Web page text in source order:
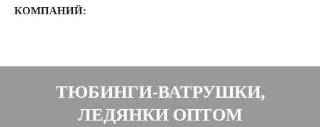
КОМПАНИЙ:
ТЮБИНГИ-ВАТРУШКИ,
ЛЕДЯНКИ ОПТОМ